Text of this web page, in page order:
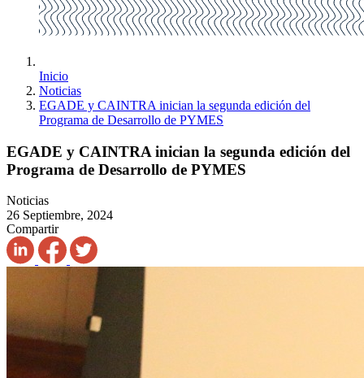
Inicio
Noticias
EGADE y CAINTRA inician la segunda edición del
Programa de Desarrollo de PYMES
EGADE y CAINTRA inician la segunda edición del
Programa de Desarrollo de PYMES
Noticias
26 Septiembre, 2024
Compartir